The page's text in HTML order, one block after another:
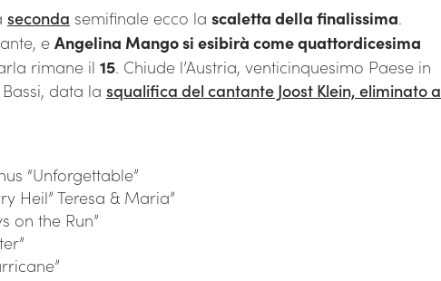
seconda semifinale ecco la scaletta della finalissima.
e Angelina Mango si esibirà come quattordicesima
rimane il 15. Chiude l’Austria, venticinquesimo Paese in
data la squalifica del cantante Joost Klein, eliminato a
“Unforgettable”
Heil” Teresa & Maria”
on the Run”